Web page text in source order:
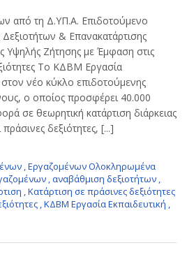
από τη Δ.ΥΠ.Α. Επιδοτούμενο
& Επανακατάρτισης
Ζήτησης με Έμφαση στις
Το ΚΔΒΜ Εργασία
στον νέο κύκλο επιδοτούμενης
ο οποίος προσφέρει 40.000
σε θεωρητική κατάρτιση διάρκειας
δεξιότητες, [...]
,Εργαζομένων Ολοκληρωμένα
,αναβάθμιση δεξιοτήτων ,
,Κατάρτιση σε πράσινες δεξιότητες
,ΚΔΒΜ Εργασία Εκπαιδευτική ,